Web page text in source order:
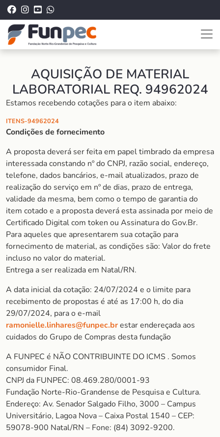
AQUISIÇÃO DE MATERIAL
LABORATORIAL REQ. 94962024
Estamos recebendo cotações para o item abaixo:
ITENS-94962024
Condições de fornecimento
A proposta deverá ser feita em papel timbrado da empresa
interessada constando nº do CNPJ, razão social, endereço,
telefone, dados bancários, e-mail atualizados, prazo de
realização do serviço em nº de dias, prazo de entrega,
validade da mesma, bem como o tempo de garantia do
item cotado e a proposta deverá esta assinada por meio de
Certificado Digital com token ou Assinatura do Gov.Br.
Para aqueles que apresentarem sua cotação para
fornecimento de material, as condições são: Valor do frete
incluso no valor do material.
Entrega a ser realizada em Natal/RN.
A data inicial da cotação: 24/07/2024 e o limite para
recebimento de propostas é até as 17:00 h, do dia
29/07/2024, para o e-mail
ramonielle.linhares@funpec.brestar endereçada aos
cuidados do Grupo de Compras desta fundação
A FUNPEC é NÃO CONTRIBUINTE DO ICMS . Somos
consumidor Final.
CNPJ da FUNPEC: 08.469.280/0001-93
Fundação Norte-Rio-Grandense de Pesquisa e Cultura.
Endereço: Av. Senador Salgado Filho, 3000 – Campus
Universitário, Lagoa Nova – Caixa Postal 1540 – CEP:
59078-900 Natal/RN – Fone: (84) 3092-9200.